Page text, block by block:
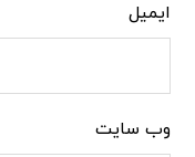
ایمیل
وب‌ سایت